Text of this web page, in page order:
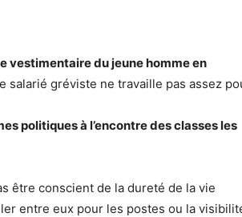
vestimentaire du jeune homme en
salarié gréviste ne travaille pas assez
politiques à l’encontre des classes les
être conscient de la dureté de la vie
entre eux pour les postes ou la